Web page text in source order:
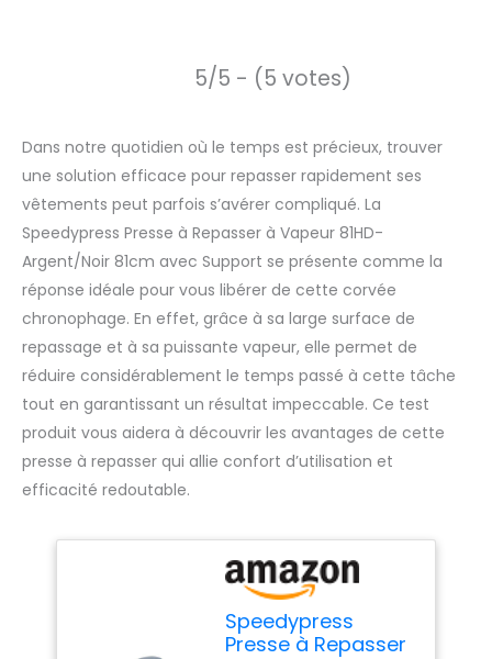
5/5 - (5 votes)
Dans notre quotidien où le temps est précieux, trouver
une solution efficace pour repasser rapidement ses
vêtements peut parfois s’avérer compliqué. La
Speedypress Presse à Repasser à Vapeur 81HD-
Argent/Noir 81cm avec Support se présente comme la
réponse idéale pour vous libérer de cette corvée
chronophage. En effet, grâce à sa large surface de
repassage et à sa puissante vapeur, elle permet de
réduire considérablement le temps passé à cette tâche
tout en garantissant un résultat impeccable. Ce test
produit vous aidera à découvrir les avantages de cette
presse à repasser qui allie confort d’utilisation et
efficacité redoutable.
Speedypress
Presse à Repasser